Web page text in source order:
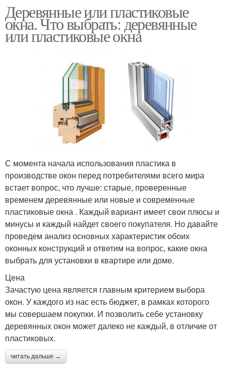
Деревянные или пластиковые
окна. Что выбрать: деревянные
или пластиковые окна
С момента начала использования пластика в
производстве окон перед потребителями всего мира
встает вопрос, что лучше: старые, проверенные
временем деревянные или новые и современные
пластиковые окна . Каждый вариант имеет свои плюсы и
минусы и каждый найдет своего покупателя. Но давайте
проведем анализ основных характеристик обоих
оконных конструкций и ответим на вопрос, какие окна
выбрать для установки в квартире или доме.
Цена
Зачастую цена является главным критерием выбора
окон. У каждого из нас есть бюджет, в рамках которого
мы совершаем покупки. И позволить себе установку
деревянных окон может далеко не каждый, в отличие от
пластиковых.
читать дальше →